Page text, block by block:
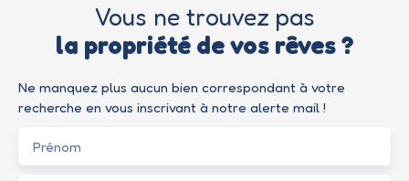
Vous ne trouvez pas
la propriété de vos rêves ?
Ne manquez plus aucun bien correspondant à votre
recherche en vous inscrivant à notre alerte mail !
Prénom